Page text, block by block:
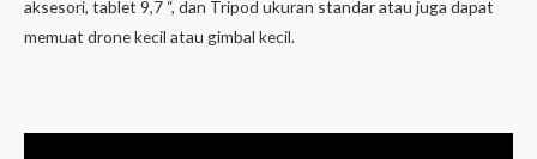
aksesori, tablet 9,7 “, dan Tripod ukuran standar atau juga dapat
memuat drone kecil atau gimbal kecil.